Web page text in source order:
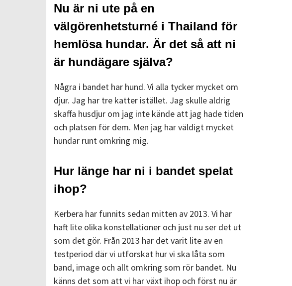
Nu är ni ute på en
välgörenhetsturné i Thailand för
hemlösa hundar. Är det så att ni
är hundägare själva?
Några i bandet har hund. Vi alla tycker mycket om
djur. Jag har tre katter istället. Jag skulle aldrig
skaffa husdjur om jag inte kände att jag hade tiden
och platsen för dem. Men jag har väldigt mycket
hundar runt omkring mig.
Hur länge har ni i bandet spelat
ihop?
Kerbera har funnits sedan mitten av 2013. Vi har
haft lite olika konstellationer och just nu ser det ut
som det gör. Från 2013 har det varit lite av en
testperiod där vi utforskat hur vi ska låta som
band, image och allt omkring som rör bandet. Nu
känns det som att vi har växt ihop och först nu är